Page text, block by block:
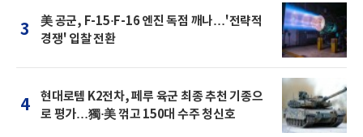
3
美 공군, F-15·F-16 엔진 독점 깨나…'전략적
경쟁' 입찰 전환
4
현대로템 K2전차, 페루 육군 최종 추천 기종으
로 평가…獨·美 꺾고 150대 수주 청신호